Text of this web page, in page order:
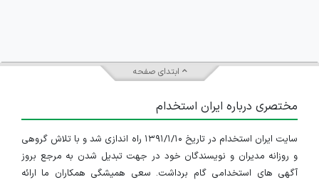
ابتدای صفحه
مختصری درباره ایران استخدام
سایت ایران استخدام در تاریخ ۱۳۹۱/۱/۱۰ راه اندازی شد و با تلاش گروهی
و روزانه مدیران و نویسندگان خود در جهت تبدیل شدن به مرجع بروز
آگهی های استخدامی گام برداشت. سعی همیشگی همکاران ما ارائه